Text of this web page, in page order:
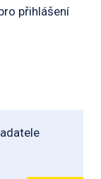
přihlášení